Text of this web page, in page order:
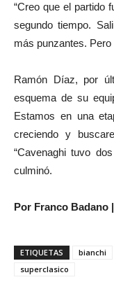
“Creo que el partido
segundo tiempo.
más punzantes. Pero
Ramón Díaz, por
esquema de su
Estamos en una
creciendo y
“Cavenaghi tuvo
culminó.
Por Franco Badano
ETIQUETAS bianchi
superclasico